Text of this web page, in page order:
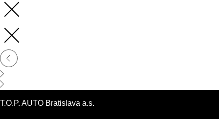
T.O.P. AUTO Bratislava a.s.